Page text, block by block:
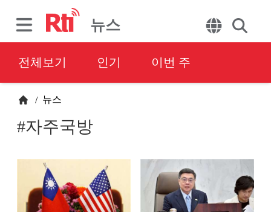
뉴스
전체보기 인기 이번 주
/ 뉴스
#자주국방